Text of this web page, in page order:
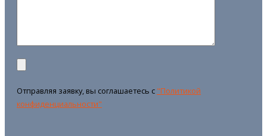
Отправляя заявку, вы соглашаетесь с "Политикой
конфиденциальности"